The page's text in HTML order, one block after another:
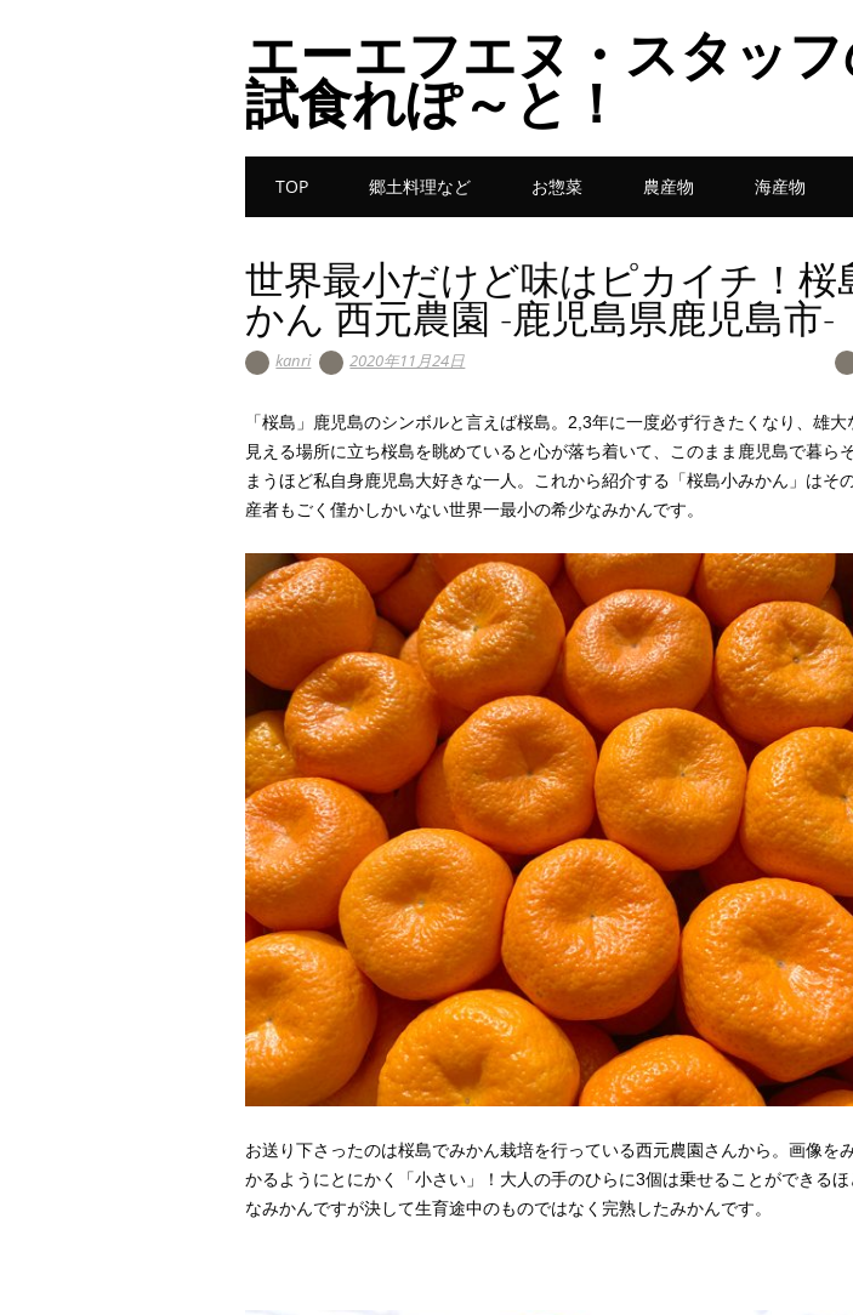
エーエフエヌ・スタッ
試食れぽ～と！
Main menu
TOP 郷土料理など お惣菜 農産物 海産物
世界最小だけど味はピカイチ！桜
かん 西元農園 -鹿児島県鹿児島市-
kanri 2020年11月24日
「桜島」鹿児島のシンボルと言えば桜島。2,3年に一度必ず行きたくなり、雄大
見える場所に立ち桜島を眺めていると心が落ち着いて、このまま鹿児島で暮ら
まうほど私自身鹿児島大好きな一人。これから紹介する「桜島小みかん」はそ
産者もごく僅かしかいない世界一最小の希少なみかんです。
お送り下さったのは桜島でみかん栽培を行っている西元農園さんから。画像を
かるようにとにかく「小さい」！大人の手のひらに3個は乗せることができるほ
なみかんですが決して生育途中のものではなく完熟したみかんです。